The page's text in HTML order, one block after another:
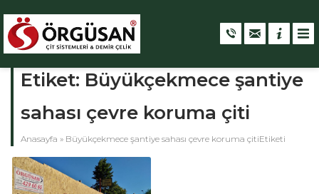
Etiket: Büyükçekmece şantiye
sahası çevre koruma çiti
Anasayfa » Büyükçekmece şantiye sahası çevre koruma çitiEtiketi